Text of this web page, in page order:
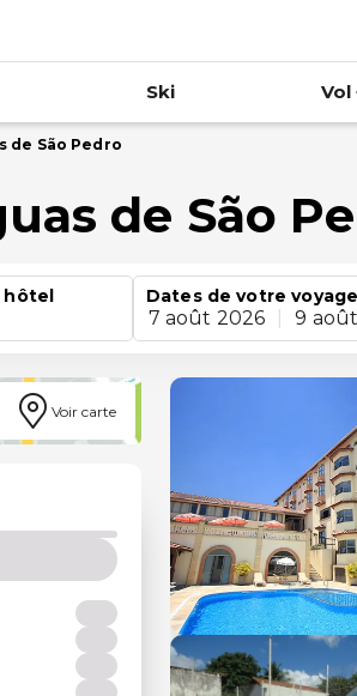
Ski Vol
de São Pedro
de São
hôtel
Dates de votre voyage
7 août 2026 9
Voir carte